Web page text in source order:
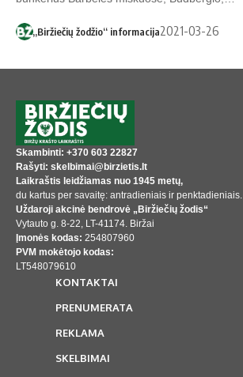
„Biržiečių žodžio“ informacija2021-03-26
Skambinti: +370 603 22827
Rašyti: skelbimai@birzietis.lt
Laikraštis leidžiamas nuo 1945 metų,
du kartus per savaitę: antradieniais ir penktadieniais.
Uždaroji akcinė bendrovė „Biržiečių žodis“
Vytauto g. 8-22, LT-41174. Biržai
Įmonės kodas: 254807960
PVM mokėtojo kodas:
LT548079610
KONTAKTAI
PRENUMERATA
REKLAMA
SKELBIMAI